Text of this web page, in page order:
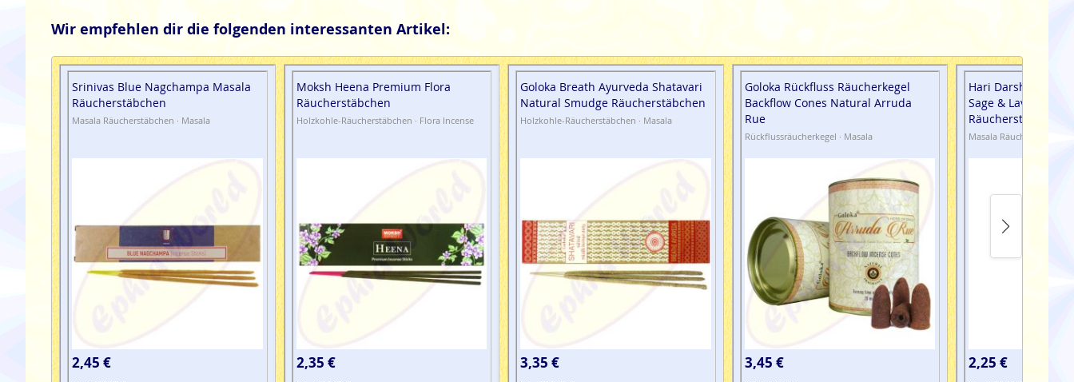
Wir empfehlen dir die folgenden interessanten Artikel:
Srinivas Blue Nagchampa Masala
Räucherstäbchen
Masala Räucherstäbchen · Masala
2,45 €
Moksh Heena Premium Flora
Räucherstäbchen
Holzkohle-Räucherstäbchen · Flora Incense
2,35 €
Goloka Breath Ayurveda Shatavari
Natural Smudge Räucherstäbchen
Holzkohle-Räucherstäbchen · Masala
3,35 €
Goloka Rückfluss Räucherkegel
Backflow Cones Natural Arruda
Rue
Rückflussräucherkegel · Masala
3,45 €
Hari Darshan
Sage & Lavender
Räucherstäbchen
Masala Räucherstäbchen
2,25 €